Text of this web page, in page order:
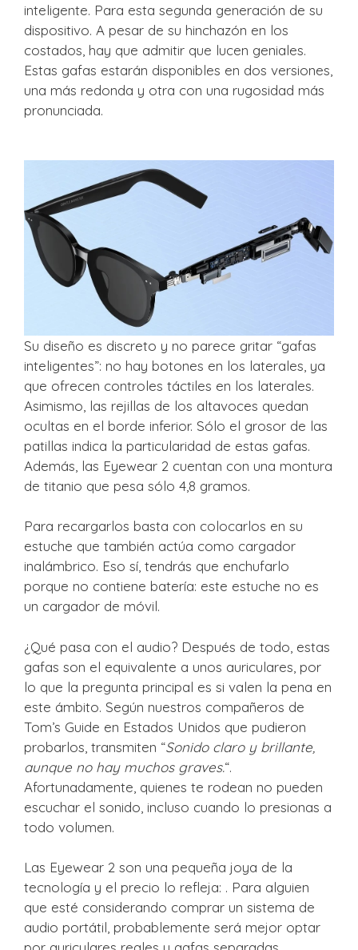
inteligente. Para esta segunda generación de su
dispositivo. A pesar de su hinchazón en los
costados, hay que admitir que lucen geniales.
Estas gafas estarán disponibles en dos versiones,
una más redonda y otra con una rugosidad más
pronunciada.
Su diseño es discreto y no parece gritar “gafas
inteligentes”: no hay botones en los laterales, ya
que ofrecen controles táctiles en los laterales.
Asimismo, las rejillas de los altavoces quedan
ocultas en el borde inferior. Sólo el grosor de las
patillas indica la particularidad de estas gafas.
Además, las Eyewear 2 cuentan con una montura
de titanio que pesa sólo 4,8 gramos.
Para recargarlos basta con colocarlos en su
estuche que también actúa como cargador
inalámbrico. Eso sí, tendrás que enchufarlo
porque no contiene batería: este estuche no es
un cargador de móvil.
¿Qué pasa con el audio? Después de todo, estas
gafas son el equivalente a unos auriculares, por
lo que la pregunta principal es si valen la pena en
este ámbito. Según nuestros compañeros de
Tom’s Guide en Estados Unidos que pudieron
probarlos, transmiten “Sonido claro y brillante,
aunque no hay muchos graves.“.
Afortunadamente, quienes te rodean no pueden
escuchar el sonido, incluso cuando lo presionas a
todo volumen.
Las Eyewear 2 son una pequeña joya de la
tecnología y el precio lo refleja: . Para alguien
que esté considerando comprar un sistema de
audio portátil, probablemente será mejor optar